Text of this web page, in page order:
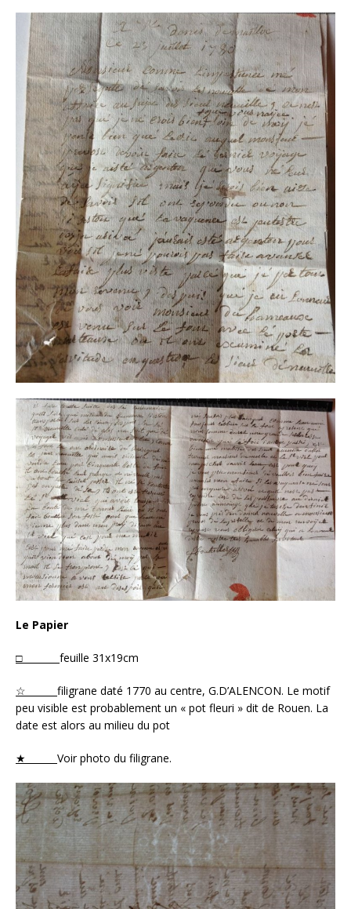
Le Papier
□ feuille 31x19cm
☆
filigrane daté 1770 au centre, G.D’ALENCON. Le motif
peu visible est probablement un « pot fleuri » dit de Rouen. La
date est alors au milieu du pot
★ Voir photo du filigrane.